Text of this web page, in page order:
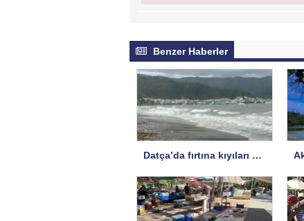
Benzer Haberler
Datça’da fırtına kıyıları vurdu